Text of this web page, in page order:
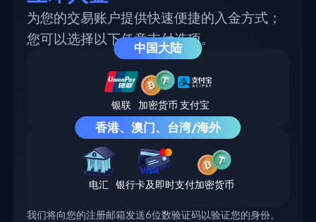
为您的交易账户提供快速便捷的入金方式；
您可以选择以下任意支付选项。
银联 加密货币 支付宝
中国大陆
电汇 银行卡及即时支付加密货币
香港、澳门、台湾/海外
我们将向您的注册邮箱发送6位数验证码以验证您的身份。